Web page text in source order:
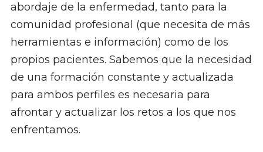
abordaje de la enfermedad, tanto para la
comunidad profesional (que necesita de más
herramientas e información) como de los
propios pacientes. Sabemos que la necesidad
de una formación constante y actualizada
para ambos perfiles es necesaria para
afrontar y actualizar los retos a los que nos
enfrentamos.